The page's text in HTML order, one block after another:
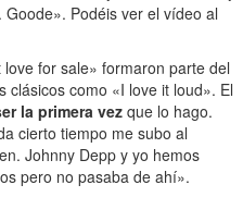
Podéis ver el vídeo al
for sale» formaron parte del
clásicos como «I love it loud». El
la primera vez que lo hago.
cierto tiempo me subo al
Johnny Depp y yo hemos
pero no pasaba de ahí».